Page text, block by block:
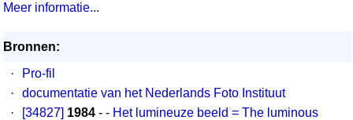
Meer informatie...
Bronnen:
·
Pro-fil
·
documentatie van het Nederlands Foto Instituut
·
[34827] 1984 - - Het lumineuze beeld = The luminous